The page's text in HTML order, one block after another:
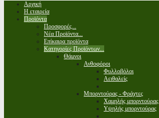
Αρχική
Η εταιρεία
Προϊόντα
Προσφορές...
Νέα Προϊόντα...
Επίκαιρα προϊόντα
Κατηγορίες Προϊόντων...
Θάμνοι
Ανθοφόροι
Φυλλοβόλοι
Αειθαλείς
Μπορντούρας - Φράχτες
Χαμηλής μπορντούρας
Υψηλής μπορντούρας